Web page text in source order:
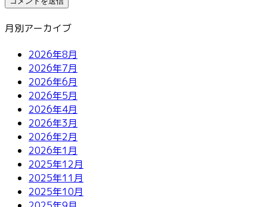
月別アーカイブ
2026年8月
2026年7月
2026年6月
2026年5月
2026年4月
2026年3月
2026年2月
2026年1月
2025年12月
2025年11月
2025年10月